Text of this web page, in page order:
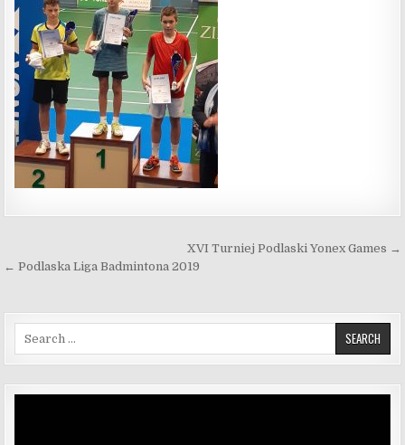
Nawigacja wpisuXVI Turniej Podlaski Yonex Games →
← Podlaska Liga Badmintona 2019